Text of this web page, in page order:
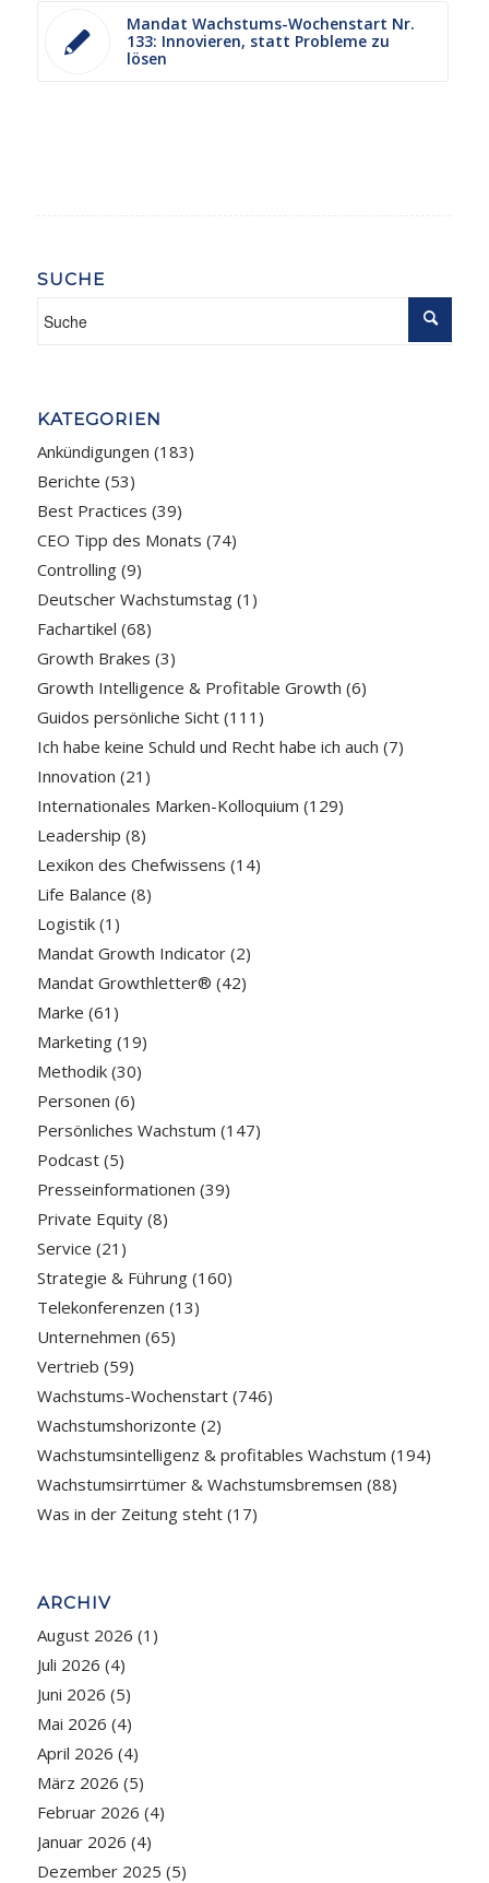
Mandat Wachstums-Wochenstart Nr.
133: Innovieren, statt Probleme zu
lösen
SUCHE
KATEGORIEN
Ankündigungen (183)
Berichte (53)
Best Practices (39)
CEO Tipp des Monats (74)
Controlling(9)
Deutscher Wachstumstag(1)
Fachartikel (68)
Growth Brakes (3)
Growth Intelligence & Profitable Growth (6)
Guidos persönliche Sicht(111)
Ich habe keine Schuld und Recht habe ich auch (7)
Innovation (21)
Internationales Marken-Kolloquium (129)
Leadership (8)
Lexikon des Chefwissens (14)
Life Balance (8)
Logistik(1)
Mandat Growth Indicator(2)
Mandat Growthletter® (42)
Marke (61)
Marketing(19)
Methodik(30)
Personen (6)
Persönliches Wachstum (147)
Podcast(5)
Presseinformationen (39)
Private Equity(8)
Service (21)
Strategie & Führung(160)
Telekonferenzen (13)
Unternehmen (65)
Vertrieb (59)
Wachstums-Wochenstart(746)
Wachstumshorizonte (2)
Wachstumsintelligenz & profitables Wachstum (194)
Wachstumsirrtümer & Wachstumsbremsen (88)
Was in der Zeitung steht(17)
ARCHIV
August 2026 (1)
Juli 2026 (4)
Juni 2026 (5)
Mai 2026 (4)
April 2026 (4)
März 2026 (5)
Februar 2026 (4)
Januar 2026 (4)
Dezember 2025 (5)